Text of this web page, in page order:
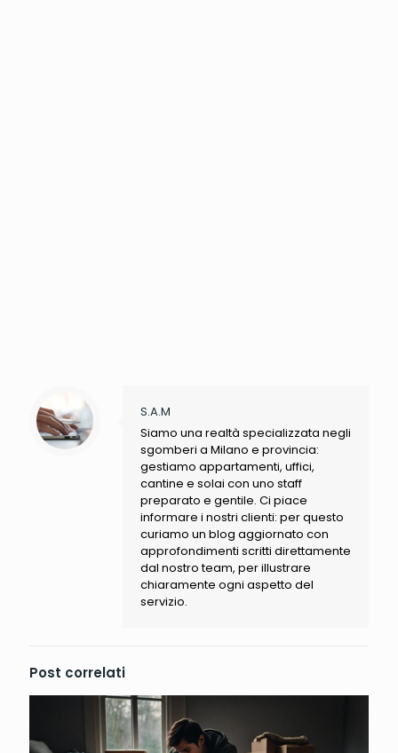
S.A.M
Siamo una realtà specializzata negli
sgomberi a Milano e provincia:
gestiamo appartamenti, uffici,
cantine e solai con uno staff
preparato e gentile. Ci piace
informare i nostri clienti: per questo
curiamo un blog aggiornato con
approfondimenti scritti direttamente
dal nostro team, per illustrare
chiaramente ogni aspetto del
servizio.
Post correlati